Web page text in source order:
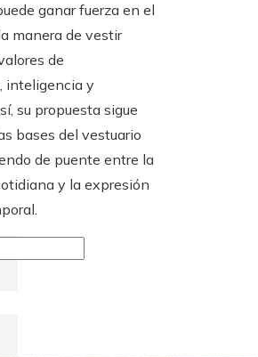
ganar fuerza en el
manera de vestir
de
inteligencia y
su propuesta sigue
bases del vestuario
de puente entre la
y la expresión